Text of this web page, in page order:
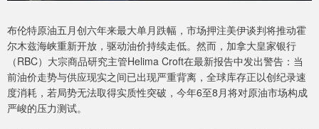
布伦特原油五月创六年来最大单月跌幅，市场押注美伊谈判将推动霍
尔木兹海峡重新开放，驱动油价持续走低。然而，加拿大皇家银行
（RBC）大宗商品研究主管Helima Croft在最新报告中发出警告：当
前油价走势与供应现实之间已出现严重背离，全球库存正以创纪录速
度消耗，若局势无法取得实质性突破，今年6至8月将对原油市场构成
严峻的压力测试。